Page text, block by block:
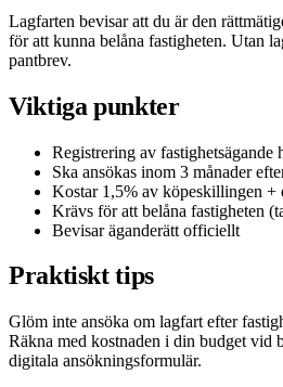
Lagfarten bevisar att du är den
för att kunna belåna fastigheten. Utan
pantbrev.
Viktiga punkter
Registrering av fastighetsägande
Ska ansökas inom 3 månader
Kostar 1,5% av köpeskillingen +
Krävs för att belåna fastigheten
Bevisar äganderätt officiellt
Praktiskt tips
Glöm inte ansöka om lagfart efter
Räkna med kostnaden i din budget vid
digitala ansökningsformulär.